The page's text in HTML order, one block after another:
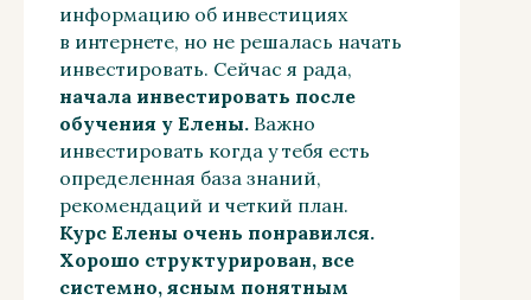
информацию об инвестициях
в интернете, но не решалась начать
инвестировать. Сейчас я рада,
начала инвестировать после
обучения у Елены. Важно
инвестировать когда у тебя есть
определенная база знаний,
рекомендаций и четкий план.
Курс Елены очень понравился.
Хорошо структурирован, все
системно, ясным понятным